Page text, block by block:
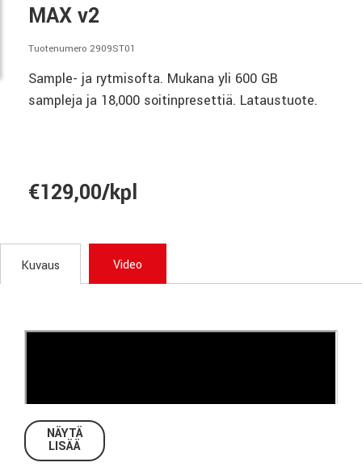
MAX v2
Tuotenumero 2909ST01
Sample- ja rytmisofta. Mukana yli 600 GB
sampleja ja 18,000 soitinpresettiä. Lataustuote.
€129,00/kpl
Kuvaus Video
NÄYTÄ
LISÄÄ